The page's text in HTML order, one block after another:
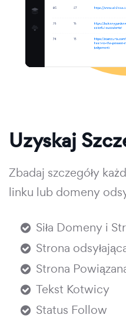
Uzyskaj
Zbadaj szczegóły
linku lub domeny
Siła Domeny i
Strona
Strona
Tekst Kotwicy
Status Follow